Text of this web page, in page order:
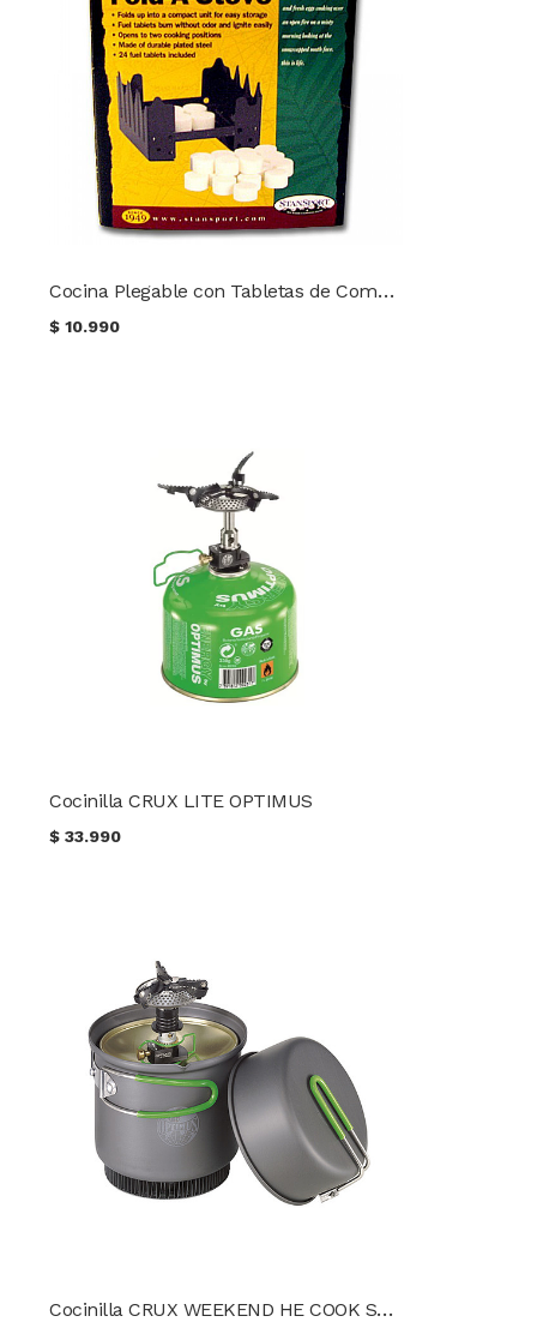
Cocina Plegable con Tabletas de Combustible
$10.990
Cocinilla CRUX LITE OPTIMUS
$33.990
Cocinilla CRUX WEEKEND HE COOK SYSTEM OPTIMUS